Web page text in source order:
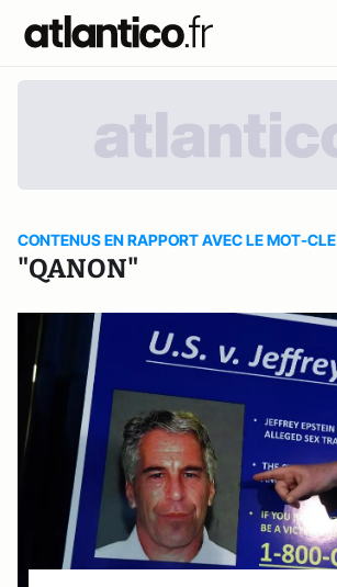
CONTENUS EN RAPPORT AVEC LE MOT-CLE
"QANON"